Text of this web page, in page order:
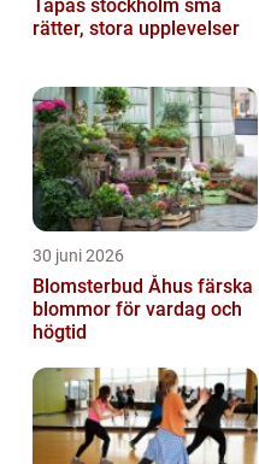
Tapas stockholm små
rätter, stora upplevelser
30 juni 2026
Blomsterbud Åhus färska
blommor för vardag och
högtid